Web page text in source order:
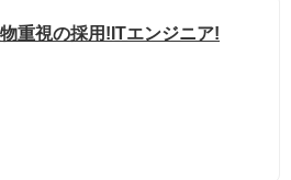
重視の採用!ITエンジニア!